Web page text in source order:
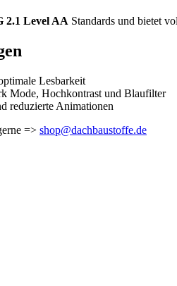
2.1 Level AA Standards und bietet
Lesbarkeit
Mode, Hochkontrast und Blaufilter
reduzierte Animationen
=> shop@dachbaustoffe.de
Formular